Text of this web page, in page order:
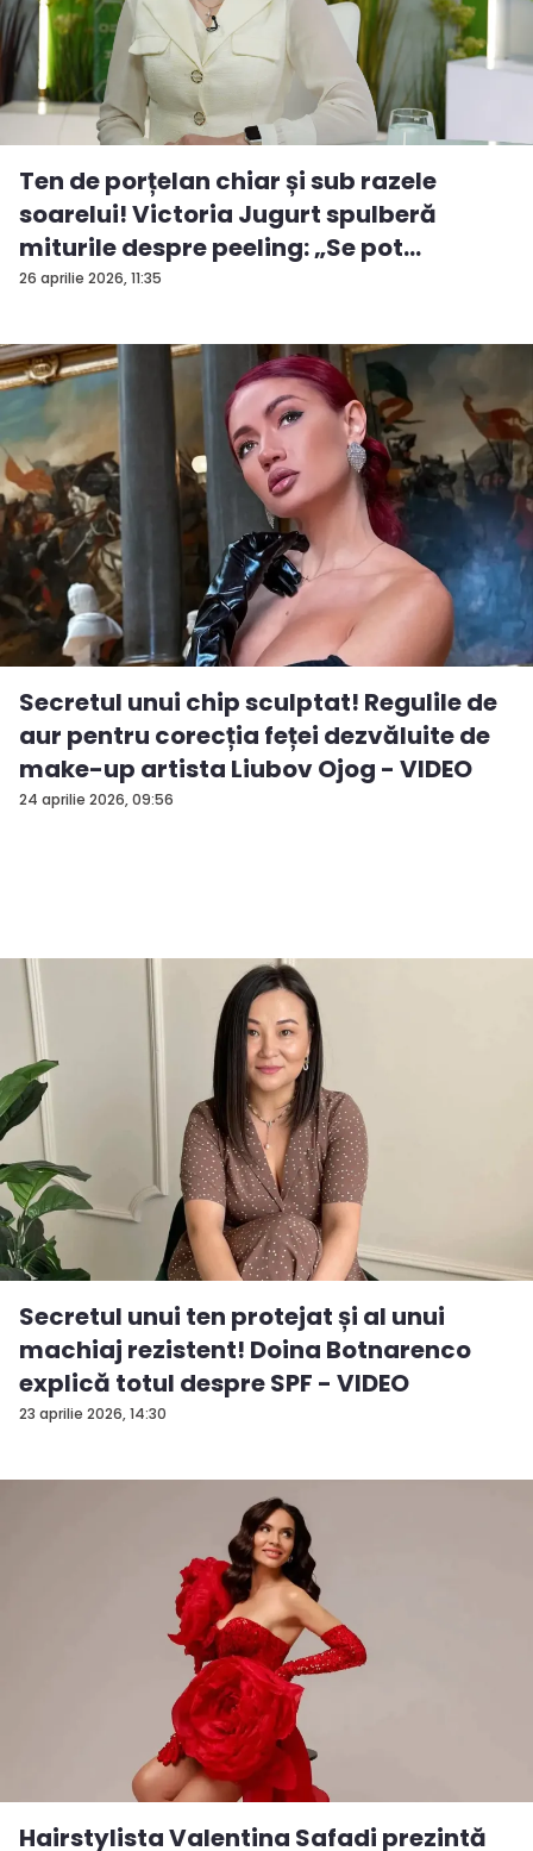
26 aprilie 2026, 11:35
Ten de porțelan chiar și sub razele
soarelui! Victoria Jugurt spulberă
miturile despre peeling: „Se pot
efectua...
24 aprilie 2026, 09:56
Secretul unui chip sculptat! Regulile de
aur pentru corecția feței dezvăluite de
make-up artista Liubov Ojog - VIDEO
23 aprilie 2026, 14:30
Secretul unui ten protejat și al unui
machiaj rezistent! Doina Botnarenco
explică totul despre SPF - VIDEO
Hairstylista Valentina Safadi prezintă